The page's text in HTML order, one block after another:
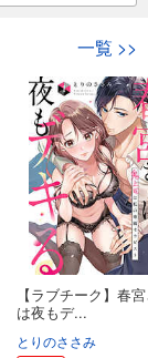
一覧 >>
【ラブチーク】春
は夜もデ...
とりのささみ